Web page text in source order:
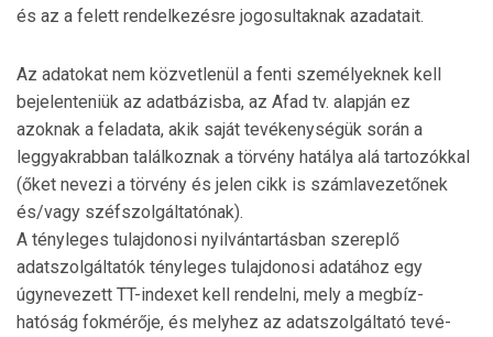
és az a felett rendelkezésre jogosultaknak azadatait.
Az adatokat nem közvetlenül a fenti személyeknek kell
bejelenteniük az adatbázisba, az Afad tv. alapján ez
azoknak a feladata, akik saját tevékenységük során a
leggyak­rab­ban találkoznak a törvény hatálya alá tar­tozókkal
(őket nevezi a törvény és jelen cikk is szám­la­vezetőnek
és/vagy széfszolgáltatónak).
A tényleges tulajdonosi nyilvántartásban szereplő
adatszolgáltatók tényleges tulajdonosi adatához egy
úgyne­ve­zett TT-indexet kell rendelni, mely a meg­bíz­
hatóság fokmérője, és melyhez az adatszolgáltató te­vé­